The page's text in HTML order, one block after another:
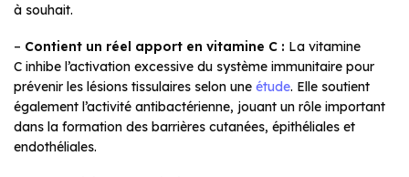
à souhait.
– Contient un réel apport en vitamine C : La vitamine
C inhibe l’activation excessive du système immunitaire pour
prévenir les lésions tissulaires selon une étude. Elle soutient
également l’activité antibactérienne, jouant un rôle important
dans la formation des barrières cutanées, épithéliales et
endothéliales.